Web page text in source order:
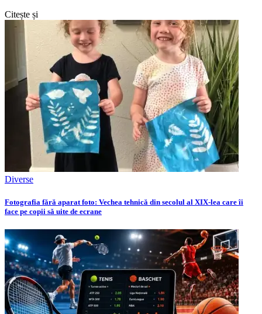
Citește și
Diverse
Fotografia fără aparat foto: Vechea tehnică din secolul al XIX-lea care îi
face pe copii să uite de ecrane